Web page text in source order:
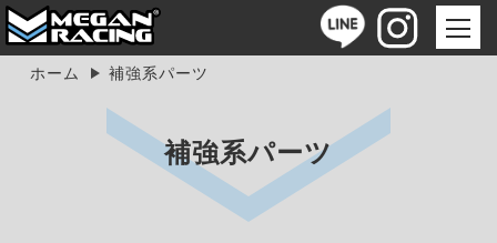
ホーム 補強系パーツ
補強系パーツ